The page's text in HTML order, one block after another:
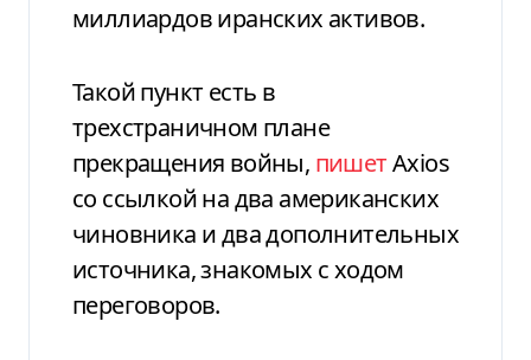
миллиардов иранских активов.
Такой пункт есть в
трехстраничном плане
прекращения войны, пишетAxios
со ссылкой на два американских
чиновника и два дополнительных
источника, знакомых с ходом
переговоров.